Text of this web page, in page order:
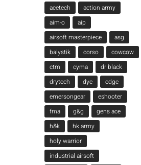
acetech
action army
aim-o
aip
airsoft masterpiece
asg
balystik
corso
cowcow
ctm
cyma
dr black
drytech
dye
edge
emersongear
eshooter
fma
g&g
gens ace
h&k
hk army
holy warrior
industrial airsoft